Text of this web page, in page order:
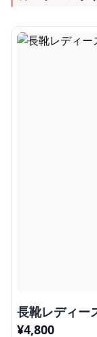
長靴レディー
¥4,800